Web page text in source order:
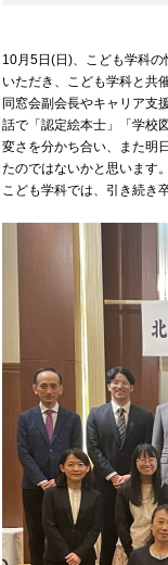
10月5日(日)、こども学科
いただき、こども学科と共
同窓会副会長やキャリア支
話で「認定絵本士」「学校
変さを分かち合い、また明
たのではないかと思います。
こども学科では、引き続き